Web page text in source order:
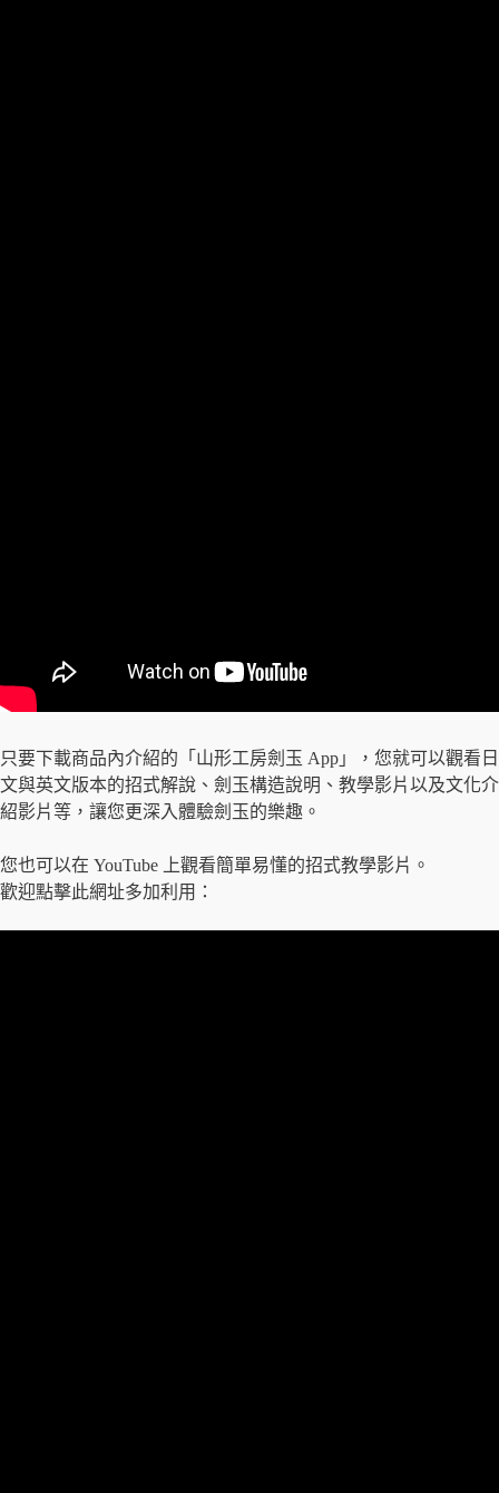
只要下載商品內介紹的「山形工房劍玉 App」，您就可以觀看日
文與英文版本的招式解說、劍玉構造說明、教學影片以及文化介
紹影片等，讓您更深入體驗劍玉的樂趣。
您也可以在 YouTube 上觀看簡單易懂的招式教學影片。
歡迎點擊此網址多加利用：